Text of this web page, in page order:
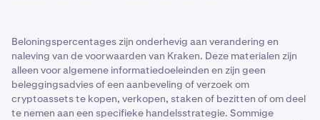
Beloningspercentages zijn onderhevig aan verandering en
naleving van de voorwaarden van Kraken. Deze materialen zijn
alleen voor algemene informatiedoeleinden en zijn geen
beleggingsadvies of een aanbeveling of verzoek om
cryptoassets te kopen, verkopen, staken of bezitten of om deel
te nemen aan een specifieke handelsstrategie. Sommige